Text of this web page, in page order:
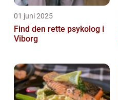
01 juni 2025
Find den rette psykolog i
Viborg